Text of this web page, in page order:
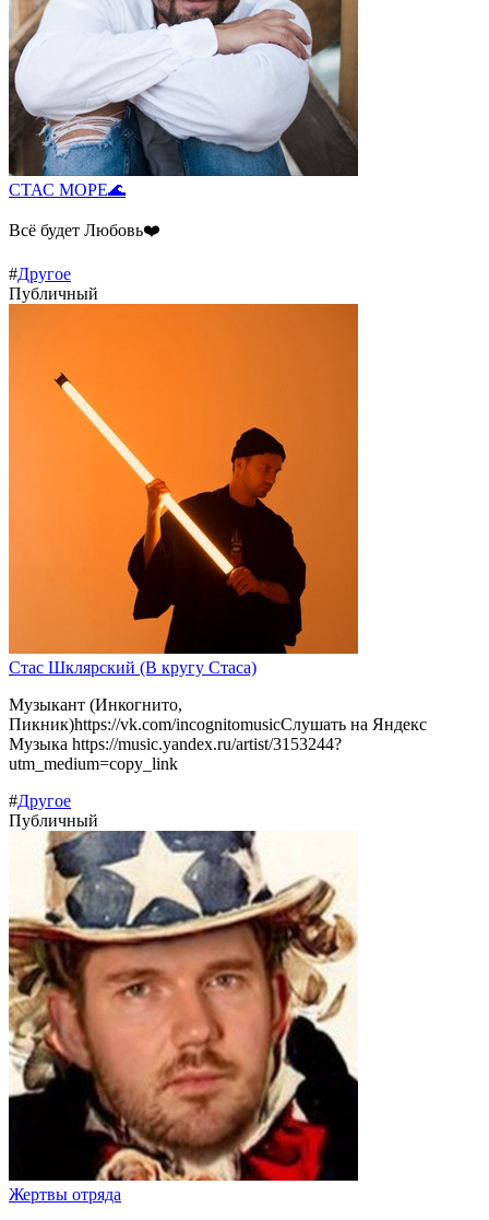
СТАС МОРЕ🌊
Всё будет Любовь❤️
#Другое
Публичный
Стас Шклярский (В кругу Стаса)
Музыкант (Инкогнито,
Пикник)https://vk.com/incognitomusicСлушать на Яндекс
Музыка https://music.yandex.ru/artist/3153244?
utm_medium=copy_link
#Другое
Публичный
Жертвы отряда